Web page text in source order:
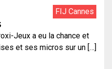
FIJ Cannes
Jeux a eu la chance et
et ses micros sur un […]